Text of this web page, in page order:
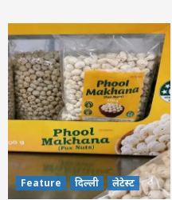
3
Feature दिल्ली लेटेस्ट
‘मिथिला
किसानों के लिए
4
Feature दिल्ली लेटेस्ट
बदलती दुनिया में
युवा: प्रधानमंत्री
Feature दिल्ली लेटेस्ट